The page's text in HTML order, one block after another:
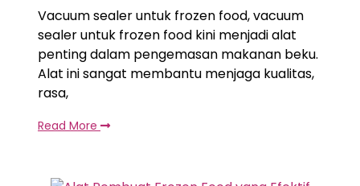
Vacuum sealer untuk frozen food, vacuum
sealer untuk frozen food kini menjadi alat
penting dalam pengemasan makanan beku.
Alat ini sangat membantu menjaga kualitas,
rasa,
Read More